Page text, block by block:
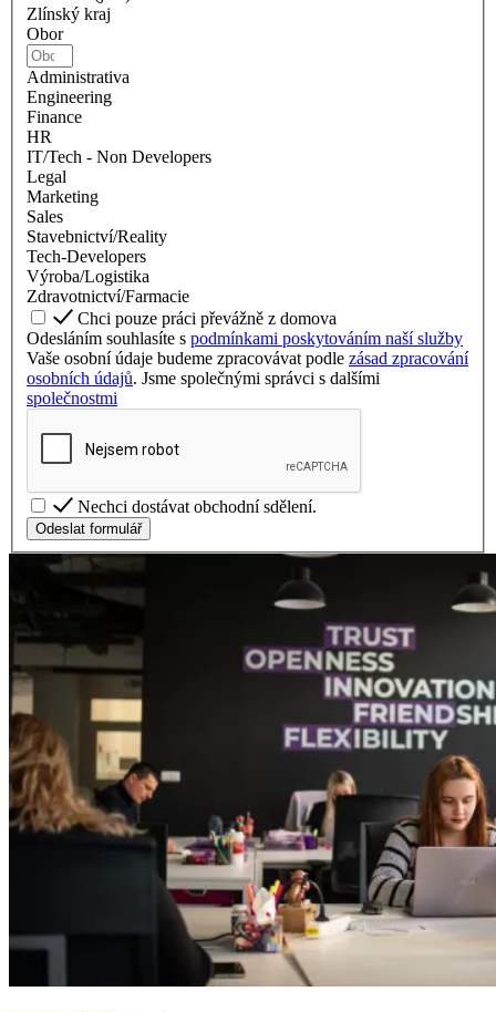
Zlínský kraj
Obor
Administrativa
Engineering
Finance
HR
IT/Tech - Non Developers
Legal
Marketing
Sales
Stavebnictví/Reality
Tech-Developers
Výroba/Logistika
Zdravotnictví/Farmacie
Chci pouze práci převážně z domova
Odesláním souhlasíte s podmínkami poskytováním naší služby
Vaše osobní údaje budeme zpracovávat podle zásad zpracování
osobních údajů
. Jsme společnými správci s dalšími
společnostmi
Nechci dostávat obchodní sdělení.